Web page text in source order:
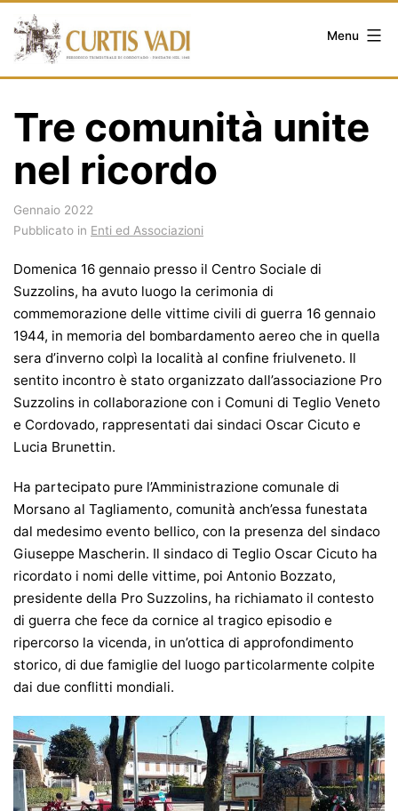
Salta
contenuto
Menu
Tre comunità unite
nel ricordo
Gennaio 2022
Pubblicato in Enti ed Associazioni
Domenica 16 gennaio presso il Centro Sociale di
Suzzolins, ha avuto luogo la cerimonia di
commemorazione delle vittime civili di guerra 16 gennaio
1944, in memoria del bombardamento aereo che in quella
sera d’inverno colpì la località al confine friulveneto. Il
sentito incontro è stato organizzato dall’associazione Pro
Suzzolins in collaborazione con i Comuni di Teglio Veneto
e Cordovado, rappresentati dai sindaci Oscar Cicuto e
Lucia Brunettin.
Ha partecipato pure l’Amministrazione comunale di
Morsano al Tagliamento, comunità anch’essa funestata
dal medesimo evento bellico, con la presenza del sindaco
Giuseppe Mascherin. Il sindaco di Teglio Oscar Cicuto ha
ricordato i nomi delle vittime, poi Antonio Bozzato,
presidente della Pro Suzzolins, ha richiamato il contesto
di guerra che fece da cornice al tragico episodio e
ripercorso la vicenda, in un’ottica di approfondimento
storico, di due famiglie del luogo particolarmente colpite
dai due conflitti mondiali.